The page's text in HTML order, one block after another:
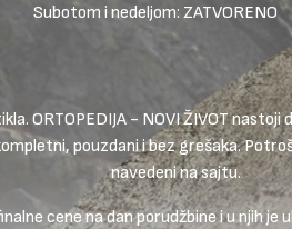
Subotom i nedeljom: ZATVORENO
ORTOPEDIJA - NOVI ŽIVOT
pouzdani i bez grešaka.
navedeni na sajtu.
cene na dan porudžbine i u njih je